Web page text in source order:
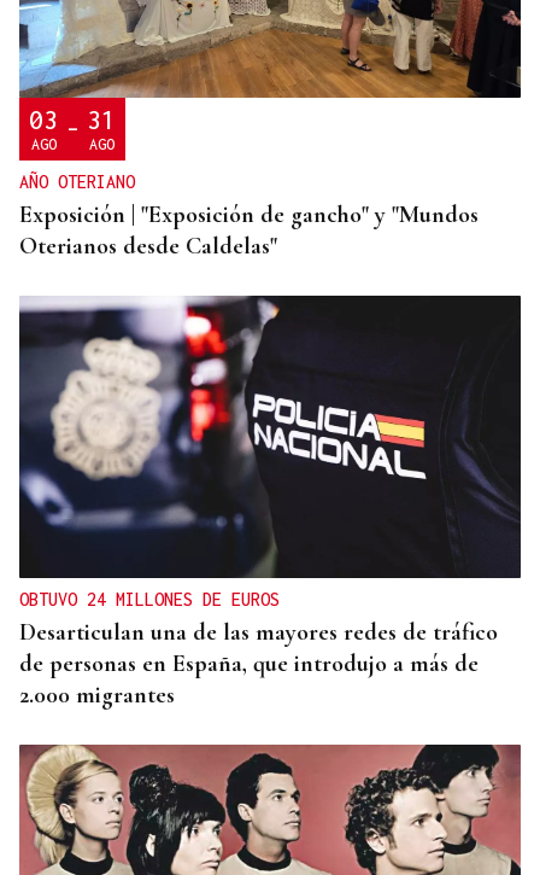
La OPEP+ sigue ampliando la oferta de petróleo
para estabilizar el mercado
03
AGO - 31
AGO
AÑO OTERIANO
Exposición | "Exposición de gancho" y "Mundos
Oterianos desde Caldelas"
OBTUVO 24 MILLONES DE EUROS
Desarticulan una de las mayores redes de tráfico
de personas en España, que introdujo a más de
2.000 migrantes